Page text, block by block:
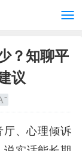
？知聊平
议
厅、心理倾诉